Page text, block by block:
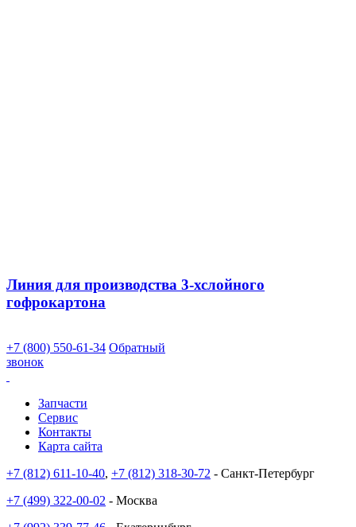
Линия для производства 3-хслойного
гофрокартона
+7 (800) 550-61-34 Обратный
звонок
Запчасти
Сервис
Контакты
Карта сайта
+7 (812) 611-10-40, +7 (812) 318-30-72 - Санкт-Петербург
+7 (499) 322-00-02 - Москва